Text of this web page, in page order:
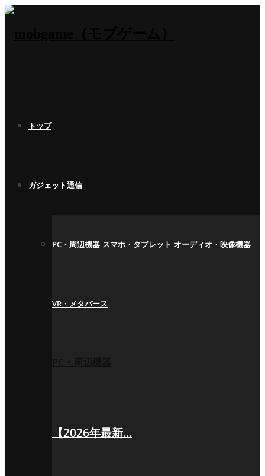
トップ
ガジェット通信
PC・周辺機器 スマホ・タブレット オーディオ・映像機器
VR・メタバース
【2026年最新…